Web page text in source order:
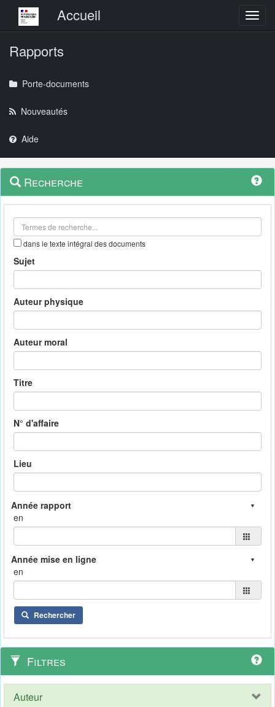
Menu principalAccueil
Rapports
Porte-documents
Nouveautés
Aide
Navigation
outils
Menu
contextuel
Recherche
dans le texte intégral des documents
Sujet
Auteur physique
Auteur moral
Titre
N° d'affaire
Lieu
en
en
Rechercher
Filtres
Auteur